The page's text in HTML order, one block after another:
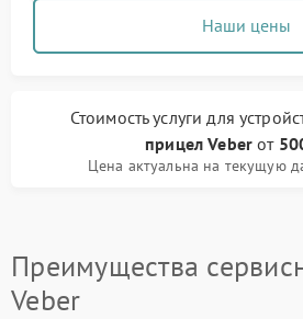
Наши цены
Стоимость услугидля
прицел Veber от
Цена актуальна на текущую
Преимущества
Veber